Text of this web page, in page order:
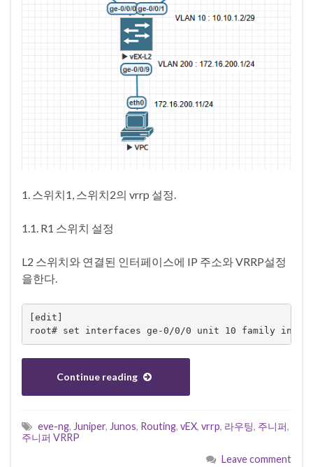
1. 스위치1, 스위치2의 vrrp 설정.
1.1. R1 스위치 설정
L2 스위치와 연결된 인터페이스에 IP 주소와 VRRP설정
을한다.
[edit]
root# set interfaces ge-0/0/0 unit 10 family inet
Continue reading
eve-ng, Juniper, Junos, Routing, vEX, vrrp, 라우팅, 주니퍼,
주니퍼 VRRP
Leave comment